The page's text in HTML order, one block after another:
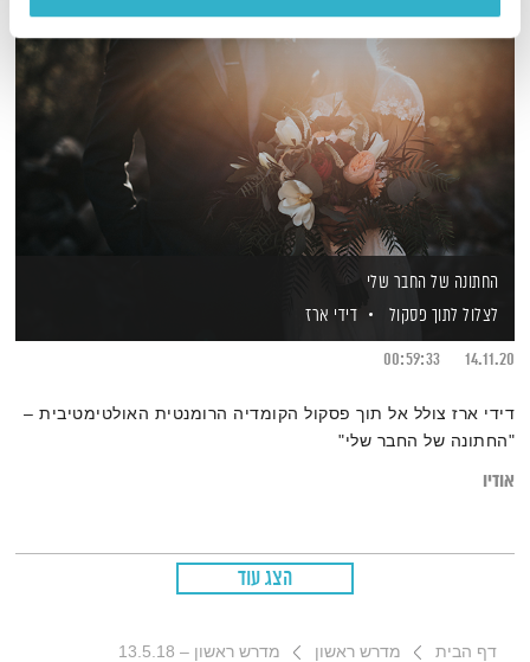
החתונה של החבר שלי
לצלול לתוך פסקול
דידי ארז
14.11.20
00:59:33
דידי ארז צולל אל תוך פסקול הקומדיה הרומנטית האולטימטיבית –
"החתונה של החבר שלי"
אודיו
הצג עוד
דף הבית מדרש ראשון מדרש ראשון – 13.5.18